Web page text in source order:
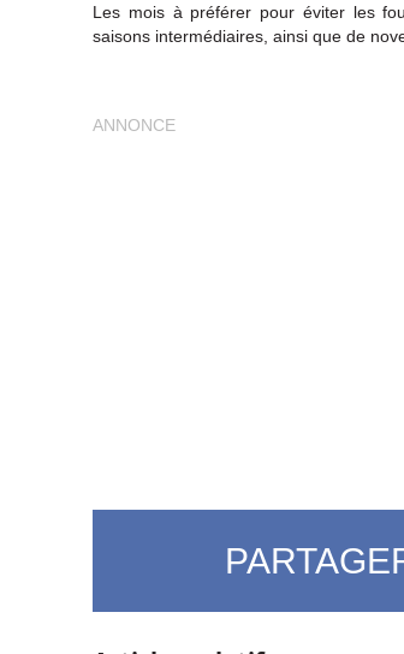
Les mois à préférer pour éviter les
saisons intermédiaires, ainsi que de
ANNONCE